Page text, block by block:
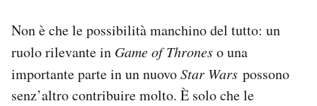
Non è che le possibilità manchino del tutto: un
ruolo rilevante in Game of Throneso una
importante parte in un nuovoStar Wars possono
senz’altro contribuire molto. È solo che le